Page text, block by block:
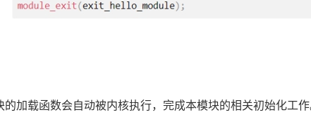
的加载函数会自动被内核执行，完成本模块的相关初始化工